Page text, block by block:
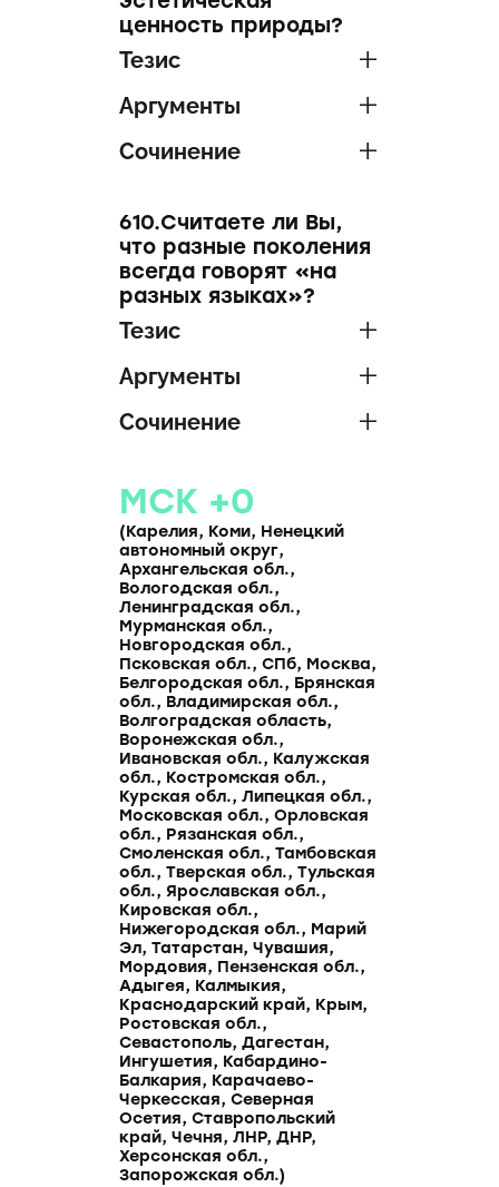
ценность природы?
Тезис
Аргументы
Сочинение
610.Считаете ли Вы,
что разные поколения
всегда говорят «на
разных языках»?
Тезис
Аргументы
Сочинение
МСК +0
(Карелия, Коми, Ненецкий
автономный округ,
Архангельская обл.,
Вологодская обл.,
Ленинградская обл.,
Мурманская обл.,
Новгородская обл.,
Псковская обл., СПб, Москва,
Белгородская обл., Брянская
обл., Владимирская обл.,
Волгоградская область,
Воронежская обл.,
Ивановская обл., Калужская
обл., Костромская обл.,
Курская обл., Липецкая обл.,
Московская обл., Орловская
обл., Рязанская обл.,
Смоленская обл., Тамбовская
обл., Тверская обл., Тульская
обл., Ярославская обл.,
Кировская обл.,
Нижегородская обл., Марий
Эл, Татарстан, Чувашия,
Мордовия, Пензенская обл.,
Адыгея, Калмыкия,
Краснодарский край, Крым,
Ростовская обл.,
Севастополь, Дагестан,
Ингушетия, Кабардино-
Балкария, Карачаево-
Черкесская, Северная
Осетия, Ставропольский
край, Чечня, ЛНР, ДНР,
Херсонская обл.,
Запорожская обл.)